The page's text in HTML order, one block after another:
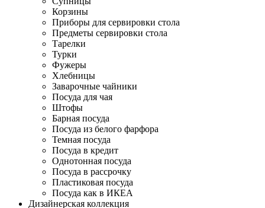
Корзины
Приборы для сервировки стола
Предметы сервировки стола
Тарелки
Турки
Фужеры
Хлебницы
Заварочные чайники
Посуда для чая
Штофы
Барная посуда
Посуда из белого фарфора
Темная посуда
Посуда в кредит
Однотонная посуда
Посуда в рассрочку
Пластиковая посуда
Посуда как в ИКЕА
Дизайнерская коллекция